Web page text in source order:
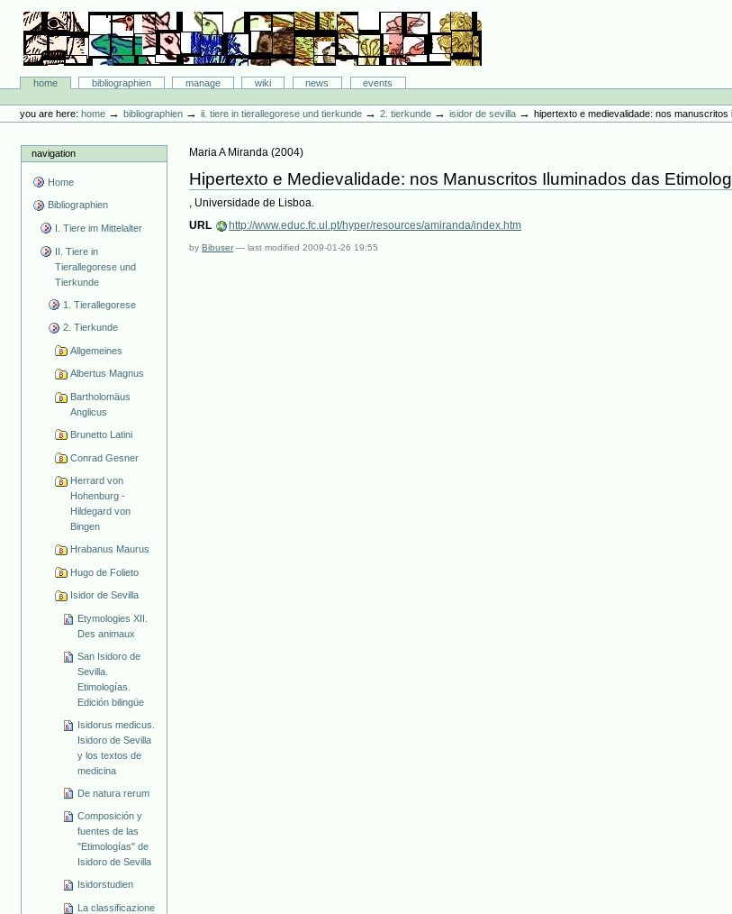
content.
navigation
Bibliographie-Portal
Sectionshome bibliographien manage wiki news
events
tools
you are here: home →bibliographien →ii. tiere in tierallegorese und tierkunde →2. tierkunde →isidor de sevilla →hipertexto e medievalidade: nos
navigation
Home
Bibliographien
I. Tiere im Mittelalter
II. Tiere in
Tierallegorese und
Tierkunde
1. Tierallegorese
2. Tierkunde
Allgemeines
Albertus Magnus
Bartholomäus
Anglicus
Brunetto Latini
Conrad Gesner
Herrard von
Hohenburg -
Hildegard von
Bingen
Hrabanus Maurus
Hugo de Folieto
Isidor de Sevilla
Etymologies XII.
Des animaux
San Isidoro de
Sevilla.
Etimologías.
Edición bilingüe
Isidorus medicus.
Isidoro de Sevilla
y los textos de
medicina
De natura rerum
Composición y
fuentes de las
"Etimologías" de
Isidoro de Sevilla
Isidorstudien
La classificazione
Maria A Miranda (2004)
Hipertexto e Medievalidade: nos Manuscritos Iluminados das
, Universidade de Lisboa.
URL
http://www.educ.fc.ul.pt/hyper/resources/amiranda/index.htm
byBibuser —last modified2009-01-26 19:55